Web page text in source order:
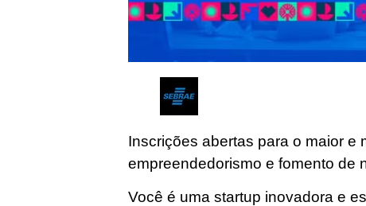
Inscrições abertas para o maior e
empreendedorismo e fomento de
Você é uma startup inovadora e